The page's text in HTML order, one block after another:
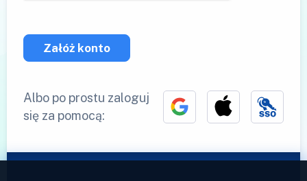
Załóż konto
Albo po prostu zaloguj
się za pomocą: